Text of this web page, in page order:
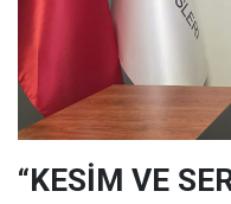
“KESİM VE